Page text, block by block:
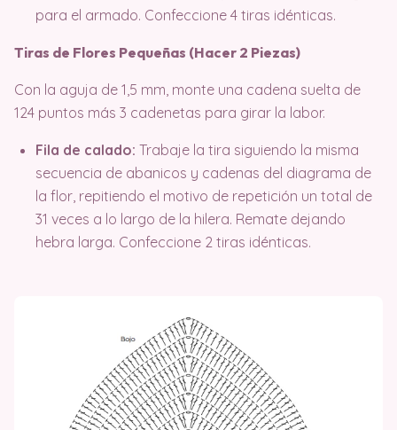
para el armado. Confeccione 4 tiras idénticas.
Tiras de Flores Pequeñas (Hacer 2 Piezas)
Con la aguja de 1,5 mm, monte una cadena suelta de
124 puntos más 3 cadenetas para girar la labor.
Fila de calado: Trabaje la tira siguiendo la misma
secuencia de abanicos y cadenas del diagrama de
la flor, repitiendo el motivo de repetición un total de
31 veces a lo largo de la hilera. Remate dejando
hebra larga. Confeccione 2 tiras idénticas.